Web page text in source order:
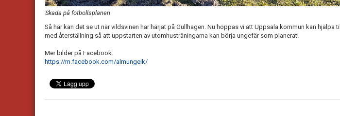
Skada på fotbollsplanen
Så här kan det se ut när vildsvinen har härjat på Gullhagen. Nu hoppas vi att Uppsala kommun kan hjälpa till
med återställning så att uppstarten av utomhusträningarna kan börja ungefär som planerat!
Mer bilder på Facebook.
https://m.facebook.com/almungeik/